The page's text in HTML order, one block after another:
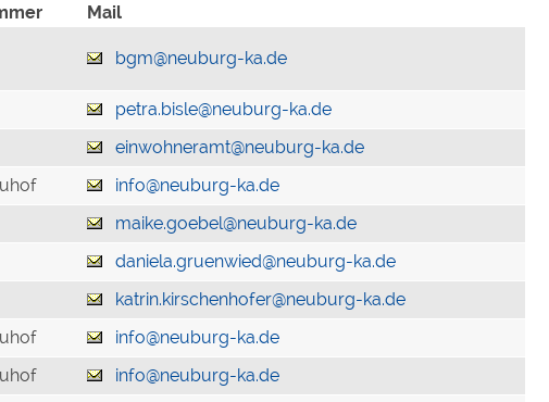
Mail
bgm@neuburg-ka.de
petra.bisle@neuburg-ka.de
einwohneramt@neuburg-ka.de
info@neuburg-ka.de
maike.goebel@neuburg-ka.de
daniela.gruenwied@neuburg-ka.de
katrin.kirschenhofer@neuburg-ka.de
info@neuburg-ka.de
info@neuburg-ka.de